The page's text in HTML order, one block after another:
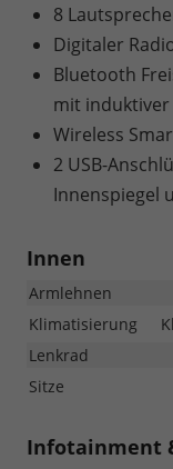
8
Digitaler
Bluetooth
mit
Wireless
2 USB-
Innenspiegel
Innen
Armlehnen
Klimatisierung
Lenkrad
Sitze
Infotainment